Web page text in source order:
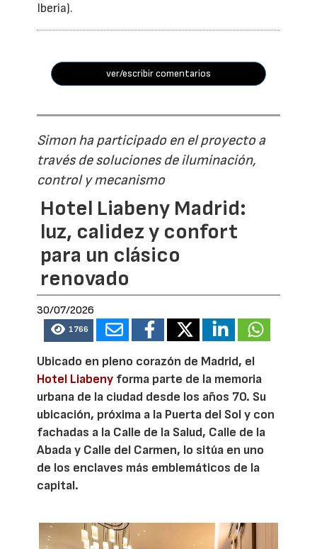
Iberia).
ver/escribir comentarios
Simon ha participado en el proyecto a
través de soluciones de iluminación,
control y mecanismo
Hotel Liabeny Madrid:
luz, calidez y confort
para un clásico
renovado
30/07/2026
1766
Ubicado en pleno corazón de Madrid, el
Hotel Liabeny forma parte de la memoria
urbana de la ciudad desde los años 70. Su
ubicación, próxima a la Puerta del Sol y con
fachadas a la Calle de la Salud, Calle de la
Abada y Calle del Carmen, lo sitúa en uno
de los enclaves más emblemáticos de la
capital.